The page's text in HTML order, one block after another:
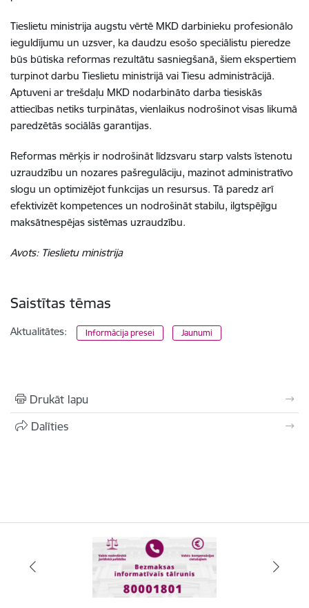
Tieslietu ministrija augstu vērtē MKD darbinieku profesionālo
ieguldījumu un uzsver, ka daudzu esošo speciālistu pieredze
būs būtiska reformas rezultātu sasniegšanā, šiem ekspertiem
turpinot darbu Tieslietu ministrijā vai Tiesu administrācijā.
Aptuveni ar trešdaļu MKD nodarbināto darba tiesiskās
attiecības netiks turpinātas, vienlaikus nodrošinot visas likumā
paredzētās sociālās garantijas.
Reformas mērķis ir nodrošināt līdzsvaru starp valsts īstenotu
uzraudzību un nozares pašregulāciju, mazinot administratīvo
slogu un optimizējot funkcijas un resursus. Tā paredz arī
efektivizēt kompetences un nodrošināt stabilu, ilgtspējīgu
maksātnespējas sistēmas uzraudzību.
Avots: Tieslietu ministrija
Saistītas tēmas
Aktualitātes: Informācija presei Jaunumi
Drukāt lapu
Dalīties